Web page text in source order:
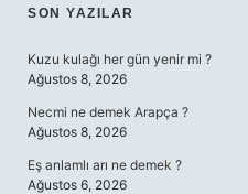
SIDEBAR
SON YAZILAR
Kuzu kulağı her gün yenir mi ?
Ağustos 8, 2026
Necmi ne demek Arapça ?
Ağustos 8, 2026
Eş anlamlı arı ne demek ?
Ağustos 6, 2026